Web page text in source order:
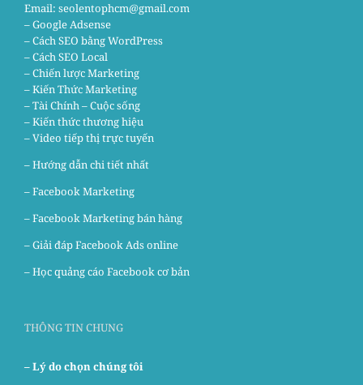
Email: seolentophcm@gmail.com
– Google Adsense
– Cách SEO bằng WordPress
– Cách SEO Local
– Chiến lược Marketing
– Kiến Thức Marketing
– Tài Chính – Cuộc sống
– Kiến thức thương hiệu
– Video tiếp thị trực tuyến
– Hướng dẫn chi tiết nhất
–Facebook Marketing
–Facebook Marketing bán hàng
–Giải đáp Facebook Ads online
–Học quảng cáo Facebook cơ bản
THÔNG TIN CHUNG
– Lý do chọn chúng tôi